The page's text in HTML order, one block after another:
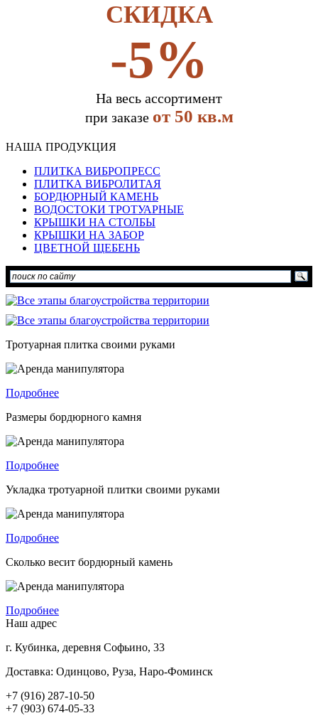
СКИДКА
-5%
На весь ассортимент
при заказе от 50 кв.м
НАША ПРОДУКЦИЯ
ПЛИТКА ВИБРОПРЕСС
ПЛИТКА ВИБРОЛИТАЯ
БОРДЮРНЫЙ КАМЕНЬ
ВОДОСТОКИ ТРОТУАРНЫЕ
КРЫШКИ НА СТОЛБЫ
КРЫШКИ НА ЗАБОР
ЦВЕТНОЙ ЩЕБЕНЬ
Тротуарная плитка своими руками
Подробнее
Размеры бордюрного камня
Подробнее
Укладка тротуарной плитки своими руками
Подробнее
Сколько весит бордюрный камень
Подробнее
Наш адрес
г. Кубинка, деревня Софьино, 33
Доставка: Одинцово, Руза, Наро-Фоминск
+7 (916) 287-10-50
+7 (903) 674-05-33